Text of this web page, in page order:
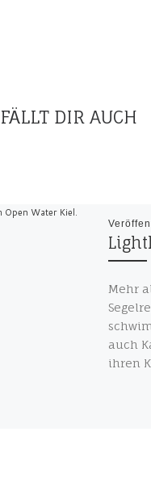
DIR AUCH
Mehr
auch
ihren